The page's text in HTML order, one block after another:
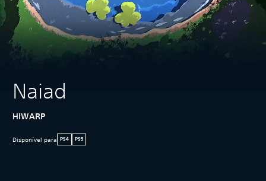
Naiad
HIWARP
Disponível para PS4 PS5